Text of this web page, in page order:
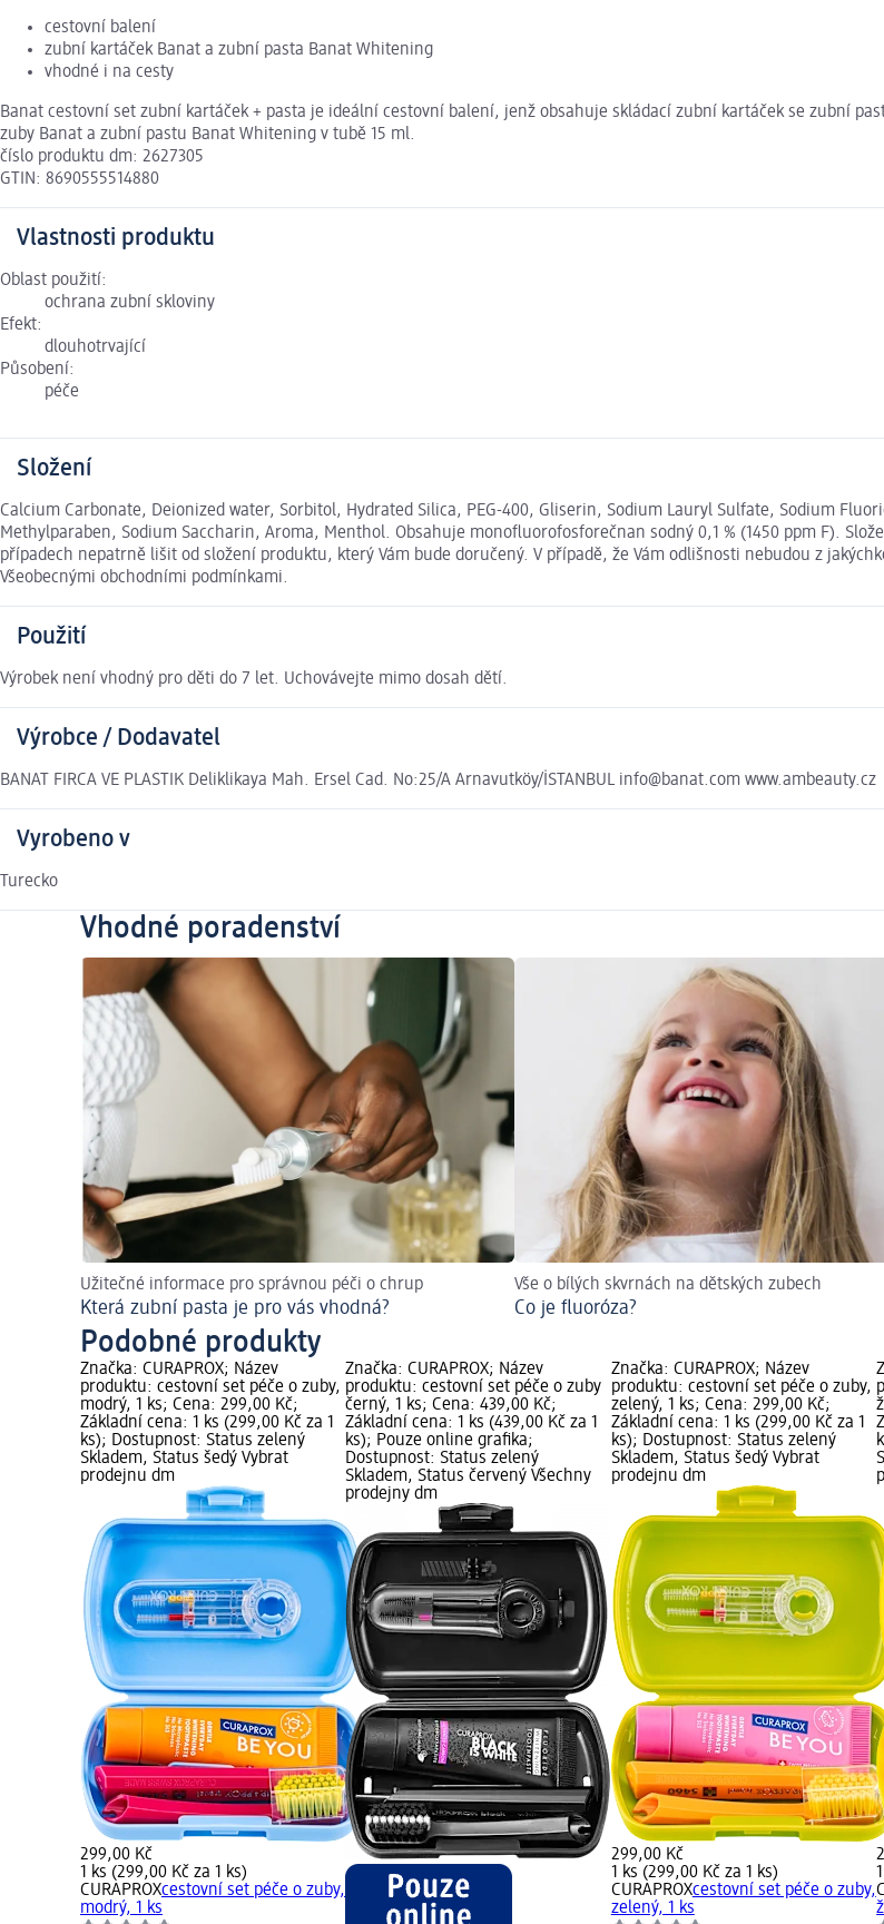
cestovní balení
zubní kartáček Banat a zubní pasta Banat Whitening
vhodné i na cesty
Banat cestovní set zubní kartáček + pasta je ideální cestovní balení, jenž obsahuje skládací zubní kartáček se zubní
zuby Banat a zubní pastu Banat Whitening v tubě 15 ml.
číslo produktu dm: 2627305
GTIN: 8690555514880
Vlastnosti produktu
Oblast použití:
ochrana zubní skloviny
Efekt:
dlouhotrvající
Působení:
péče
Složení
Calcium Carbonate, Deionized water, Sorbitol, Hydrated Silica, PEG-400, Gliserin, Sodium Lauryl Sulfate, Sodium
Methylparaben, Sodium Saccharin, Aroma, Menthol. Obsahuje monofluorofosforečnan sodný 0,1 % (1450 ppm F).
případech nepatrně lišit od složení produktu, který Vám bude doručený. V případě, že Vám odlišnosti nebudou z
Všeobecnými obchodními podmínkami.
Použití
Výrobek není vhodný pro děti do 7 let. Uchovávejte mimo dosah dětí.
Výrobce / Dodavatel
BANAT FIRCA VE PLASTIK Deliklikaya Mah. Ersel Cad. No:25/A Arnavutköy/İSTANBUL info@banat.com www.ambeauty.cz
Vyrobeno v
Turecko
Vhodné poradenství
Užitečné informace pro správnou péči o chrup
Která zubní pasta je pro vás vhodná?
Vše o bílých skvrnách na dětských zubech
Co je fluoróza?
Podobné produkty
Značka: CURAPROX; Název
produktu: cestovní set péče o zuby,
modrý, 1 ks; Cena: 299,00 Kč;
Základní cena: 1 ks (299,00 Kč za 1
ks); Dostupnost: Status zelený
Skladem, Status šedý Vybrat
prodejnu dm
299,00 Kč
1 ks (299,00 Kč za 1 ks)
CURAPROXcestovní set péče o zuby,
modrý, 1 ks
Značka: CURAPROX; Název
produktu: cestovní set péče o zuby
černý, 1 ks; Cena: 439,00 Kč;
Základní cena: 1 ks (439,00 Kč za 1
ks); Pouze online grafika;
Dostupnost: Status zelený
Skladem, Status červený Všechny
prodejny dm
Značka: CURAPROX; Název
produktu: cestovní set péče o zuby,
zelený, 1 ks; Cena: 299,00 Kč;
Základní cena: 1 ks (299,00 Kč za 1
ks); Dostupnost: Status zelený
Skladem, Status šedý Vybrat
prodejnu dm
299,00 Kč
1 ks (299,00 Kč za 1 ks)
CURAPROXcestovní set péče o zuby,
zelený, 1 ks